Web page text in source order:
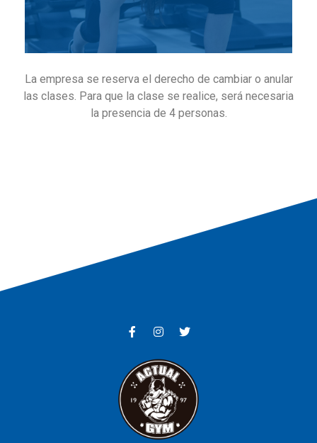
La empresa se reserva el derecho de cambiar o anular
las clases. Para que la clase se realice, será necesaria
la presencia de 4 personas.